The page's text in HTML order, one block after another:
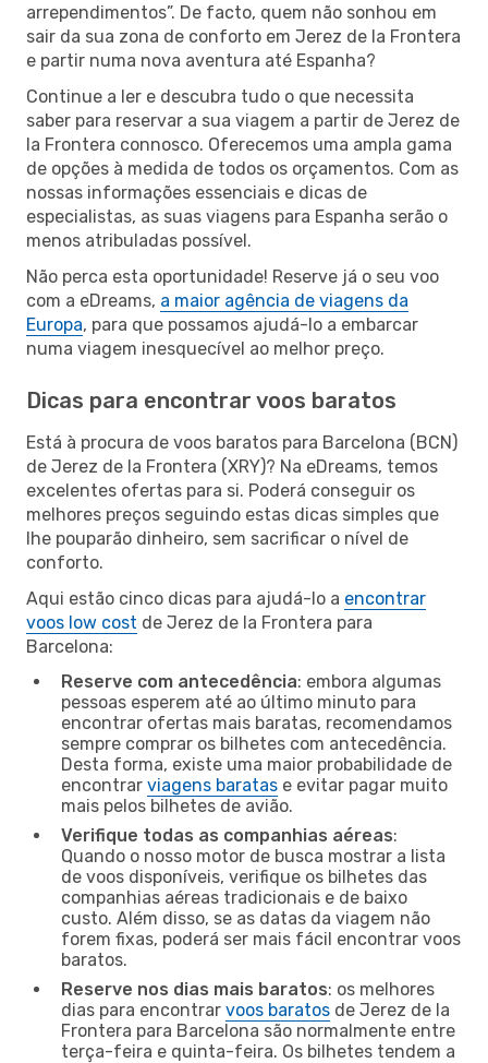
arrependimentos”. De facto, quem não sonhou em
sair da sua zona de conforto em Jerez de la Frontera
e partir numa nova aventura até Espanha?
Continue a ler e descubra tudo o que necessita
saber para reservar a sua viagem a partir de Jerez de
la Frontera connosco. Oferecemos uma ampla gama
de opções à medida de todos os orçamentos. Com as
nossas informações essenciais e dicas de
especialistas, as suas viagens para Espanha serão o
menos atribuladas possível.
Não perca esta oportunidade! Reserve já o seu voo
com a eDreams, a maior agência de viagens da
Europa, para que possamos ajudá-lo a embarcar
numa viagem inesquecível ao melhor preço.
Dicas para encontrar voos baratos
Está à procura de voos baratos para Barcelona (BCN)
de Jerez de la Frontera (XRY)? Na eDreams, temos
excelentes ofertas para si. Poderá conseguir os
melhores preços seguindo estas dicas simples que
lhe pouparão dinheiro, sem sacrificar o nível de
conforto.
Aqui estão cinco dicas para ajudá-lo a encontrar
voos low cost de Jerez de la Frontera para
Barcelona:
Reserve com antecedência: embora algumas
pessoas esperem até ao último minuto para
encontrar ofertas mais baratas, recomendamos
sempre comprar os bilhetes com antecedência.
Desta forma, existe uma maior probabilidade de
encontrar viagens baratas e evitar pagar muito
mais pelos bilhetes de avião.
Verifique todas as companhias aéreas:
Quando o nosso motor de busca mostrar a lista
de voos disponíveis, verifique os bilhetes das
companhias aéreas tradicionais e de baixo
custo. Além disso, se as datas da viagem não
forem fixas, poderá ser mais fácil encontrar voos
baratos.
Reserve nos dias mais baratos: os melhores
dias para encontrar voos baratos de Jerez de la
Frontera para Barcelona são normalmente entre
terça-feira e quinta-feira. Os bilhetes tendem a